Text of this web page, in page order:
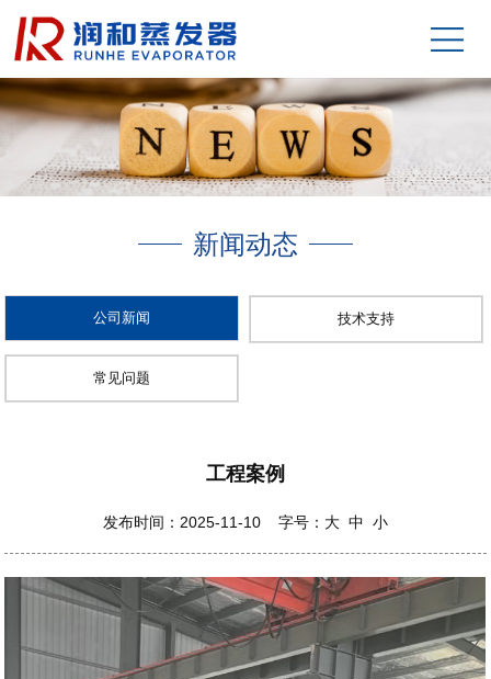
新闻动态
公司新闻 技术支持
常见问题
工程案例
发布时间：2025-11-10 字号： 大 中 小